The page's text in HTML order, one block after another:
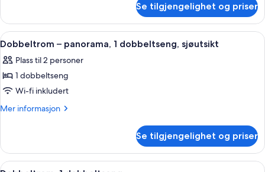
standard
eller
tomannsrom
–
Se tilgjengelighet og priser
Åpne
alle
bildene
av
Dobbeltrom
–
dobbeltseng,
sjøutsikt
Lydisolert, wi-fi (inkludert) og
3
Dobbeltrom – panorama, 1 dobbeltseng, sjøutsikt
Plass til 2 personer
1 dobbeltseng
Wi-fi inkludert
Mer informasjon
Mer
–
panorama,
Se tilgjengelighet og priser
Åpne
Dobbeltrom, 1 dobbeltseng |